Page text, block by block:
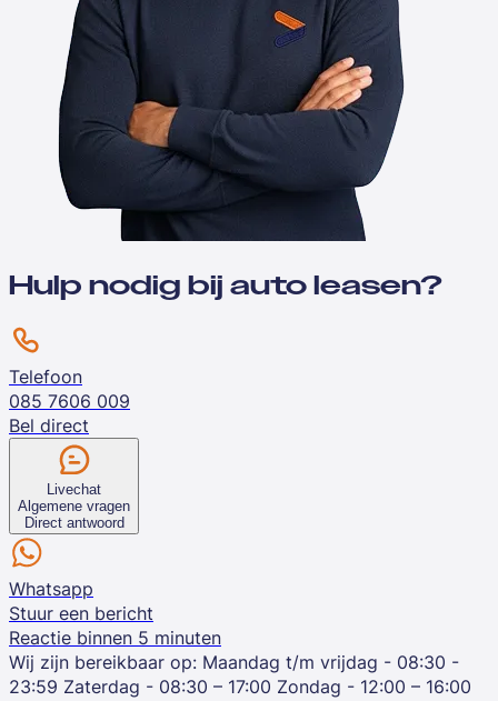
Hulp nodig bij auto leasen?
Telefoon
085 7606 009
Bel direct
Livechat
Algemene vragen
Direct antwoord
Whatsapp
Stuur een bericht
Reactie binnen 5 minuten
Wij zijn bereikbaar op: Maandag t/m vrijdag - 08:30 -
23:59 Zaterdag - 08:30 – 17:00 Zondag - 12:00 – 16:00